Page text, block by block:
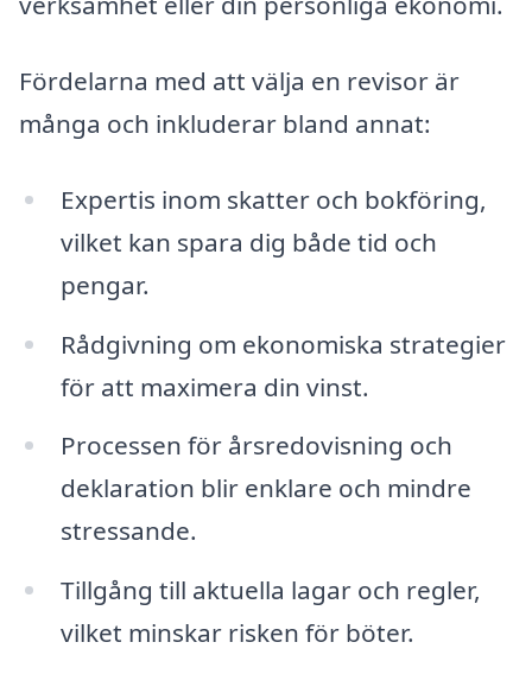
Fördelarna med att välja en revisor är
många och inkluderar bland annat:
Expertis inom skatter och bokföring,
vilket kan spara dig både tid och
pengar.
Rådgivning om ekonomiska strategier
för att maximera din vinst.
Processen för årsredovisning och
deklaration blir enklare och mindre
stressande.
Tillgång till aktuella lagar och regler,
vilket minskar risken för böter.